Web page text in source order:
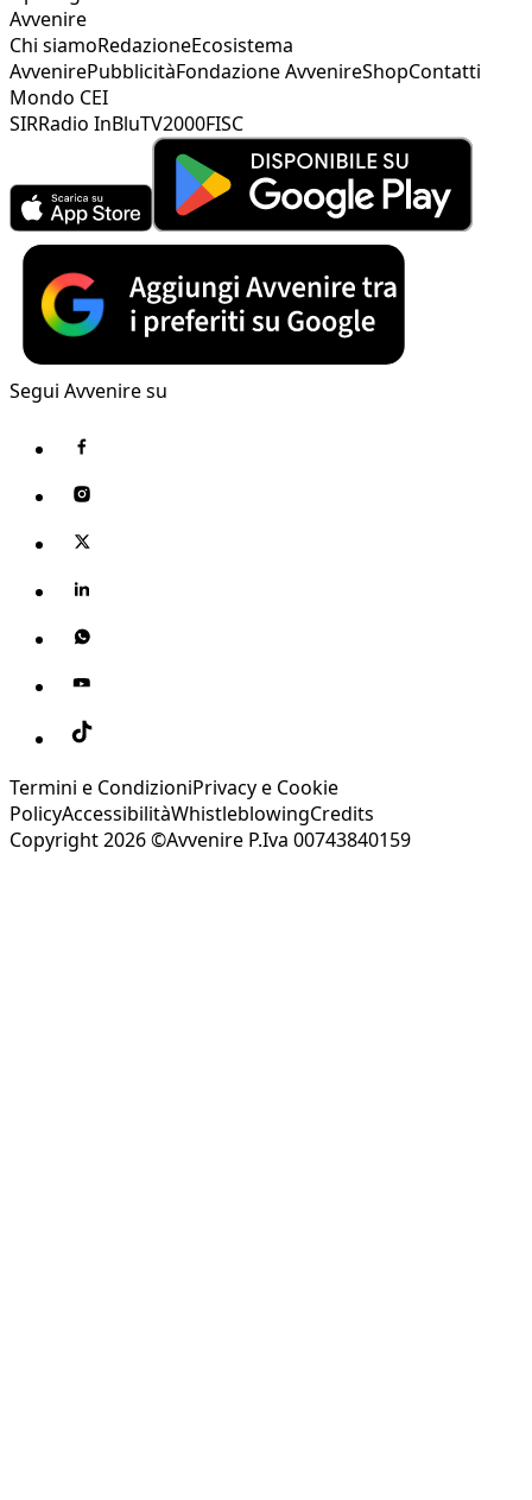
Avvenire
Chi siamoRedazioneEcosistema
AvvenirePubblicitàFondazione AvvenireShopContatti
Mondo CEI
SIRRadio InBluTV2000FISC
Segui Avvenire su
Termini e CondizioniPrivacy e Cookie
PolicyAccessibilitàWhistleblowingCredits
Copyright 2026 ©Avvenire P.Iva 00743840159